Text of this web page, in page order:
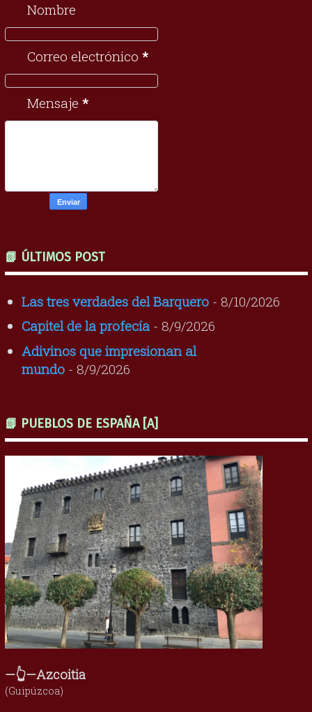
Nombre
Correo electrónico *
Mensaje *
📗 ÚLTIMOS POST
Las tres verdades del Barquero- 8/10/2026
Capitel de la profecía- 8/9/2026
Adivinos que impresionan al
mundo- 8/9/2026
📗 PUEBLOS DE ESPAÑA [A]
—👆—Azcoitia
(Guipúzcoa)